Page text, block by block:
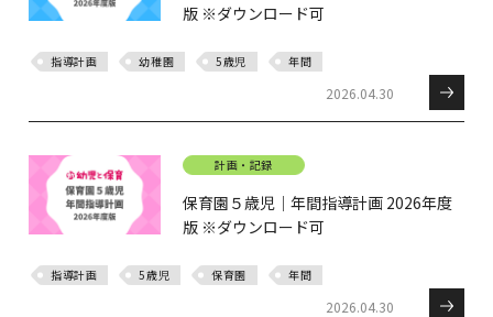
版 ※ダウンロード可
指導計画 幼稚園 5歳児 年間
2026.04.30
計画・記録
保育園５歳児｜年間指導計画 2026年度
版 ※ダウンロード可
指導計画 5歳児 保育園 年間
2026.04.30